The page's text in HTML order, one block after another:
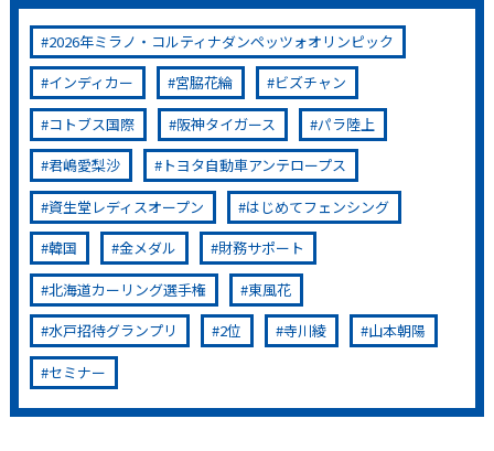
2026年ミラノ・コルティナダンペッツォオリンピック
インディカー
宮脇花綸
ビズチャン
コトブス国際
阪神タイガース
パラ陸上
君嶋愛梨沙
トヨタ自動車アンテロープス
資生堂レディスオープン
はじめてフェンシング
韓国
金メダル
財務サポート
北海道カーリング選手権
東風花
水戸招待グランプリ
2位 寺川綾
山本朝陽
セミナー